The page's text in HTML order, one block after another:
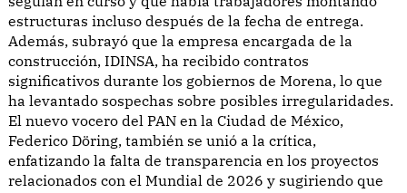
estructuras incluso después de la fecha de entrega.
Además, subrayó que la empresa encargada de la
construcción, IDINSA, ha recibido contratos
significativos durante los gobiernos de Morena, lo que
ha levantado sospechas sobre posibles irregularidades.
El nuevo vocero del PAN en la Ciudad de México,
Federico Döring, también se unió a la crítica,
enfatizando la falta de transparencia en los proyectos
relacionados con el Mundial de 2026 y sugiriendo que